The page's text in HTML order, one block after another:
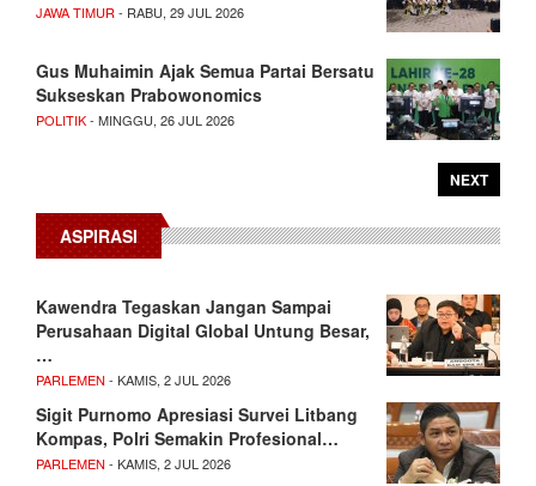
JAWA TIMUR - RABU, 29 JUL 2026
Gus Muhaimin Ajak Semua Partai Bersatu
Sukseskan Prabowonomics
POLITIK- MINGGU, 26 JUL 2026
NEXT
ASPIRASI
Kawendra Tegaskan Jangan Sampai
Perusahaan Digital Global Untung Besar,
…
PARLEMEN - KAMIS, 2 JUL 2026
Sigit Purnomo Apresiasi Survei Litbang
Kompas, Polri Semakin Profesional…
PARLEMEN - KAMIS, 2 JUL 2026